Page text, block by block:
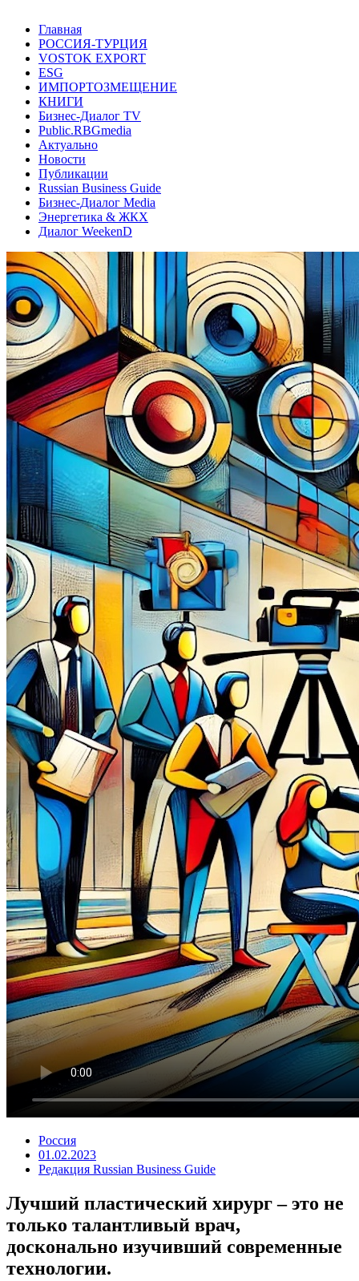
Главная
РОССИЯ-ТУРЦИЯ
VOSTOK EXPORT
ESG
ИМПОРТОЗМЕЩЕНИЕ
КНИГИ
Бизнес-Диалог TV
Public.RBGmedia
Актуально
Новости
Публикации
Russian Business Guide
Бизнес-Диалог Media
Энергетика & ЖКХ
Диалог WeekenD
Россия
01.02.2023
Редакция Russian Business Guide
Лучший пластический хирург – это не
только талантливый врач,
досконально изучивший современные
технологии.